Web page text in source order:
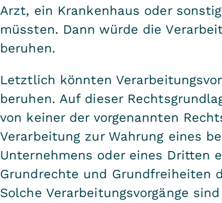
Arzt, ein Krankenhaus oder
müssten. Dann würde die
beruhen.
Letztlich könnten
beruhen. Auf dieser
von keiner der vorgenannten
Verarbeitung zur Wahrung eines
Unternehmens oder eines Dritten
Grundrechte und Grundfreiheiten
Solche Verarbeitungsvorgänge